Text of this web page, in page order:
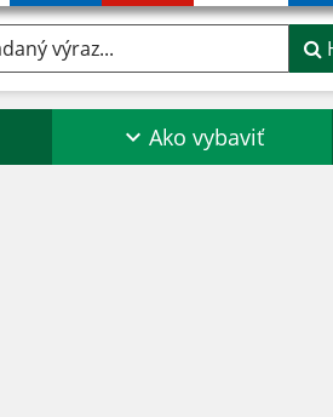
výraz...
Ako vybaviť